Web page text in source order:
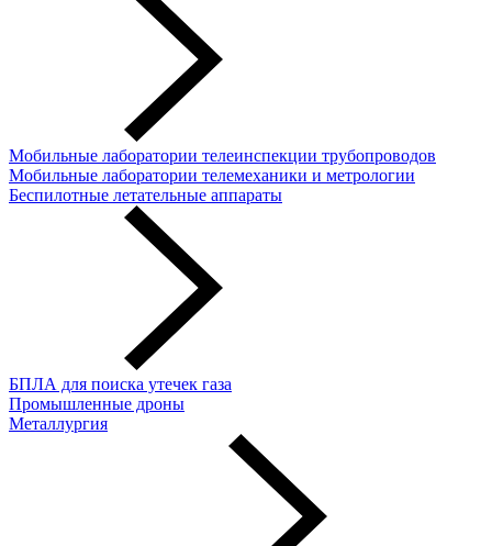
Мобильные лаборатории телеинспекции трубопроводов
Мобильные лаборатории телемеханики и метрологии
Беспилотные летательные аппараты
БПЛА для поиска утечек газа
Промышленные дроны
Металлургия